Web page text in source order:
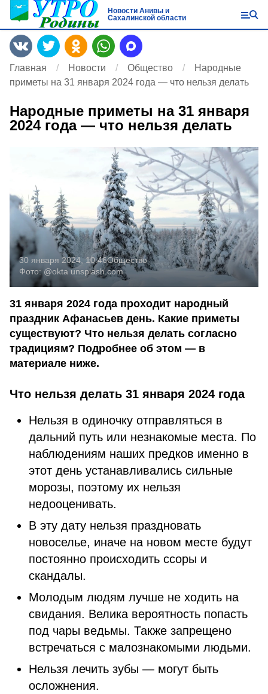
Новости Анивы и
Сахалинской области
Главная Новости Общество
Народные
приметы на 31 января 2024 года — что нельзя делать
Народные приметы на 31 января
2024 года — что нельзя делать
30 января 2024, 10:46Общество
Фото:@okta unsplash.com
31 января 2024 года проходит народный
праздник Афанасьев день. Какие приметы
существуют? Что нельзя делать согласно
традициям? Подробнее об этом — в
материале ниже.
Что нельзя делать 31 января 2024 года
Нельзя в одиночку отправляться в
дальний путь или незнакомые места. По
наблюдениям наших предков именно в
этот день устанавливались сильные
морозы, поэтому их нельзя
недооценивать.
В эту дату нельзя праздновать
новоселье, иначе на новом месте будут
постоянно происходить ссоры и
скандалы.
Молодым людям лучше не ходить на
свидания. Велика вероятность попасть
под чары ведьмы. Также запрещено
встречаться с малознакомыми людьми.
Нельзя лечить зубы — могут быть
осложнения.